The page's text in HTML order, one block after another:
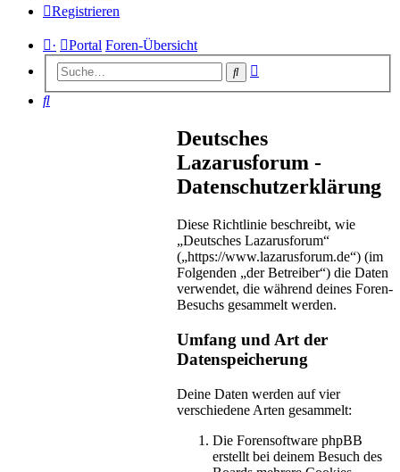
Registrieren
· Portal Foren-Übersicht
Suche
Suche
Deutsches
Lazarusforum -
Datenschutzerklärung
Diese Richtlinie beschreibt, wie
„Deutsches Lazarusforum“
(„https://www.lazarusforum.de“) (im
Folgenden „der Betreiber“) die Daten
verwendet, die während deines Foren-
Besuchs gesammelt werden.
Umfang und Art der
Datenspeicherung
Deine Daten werden auf vier
verschiedene Arten gesammelt:
Die Forensoftware phpBB
erstellt bei deinem Besuch des